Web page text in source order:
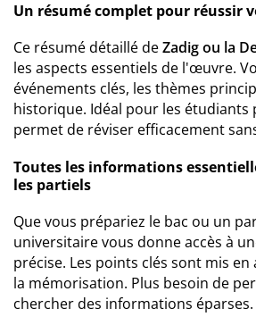
Un résumé complet pour réussir
Ce résumé détaillé deZadig ou la
les aspects essentiels de l'œuvre.
événements clés, les thèmes
historique. Idéal pour les étudiants
permet de réviser efficacement
Toutes les informations
les partiels
Que vous prépariez le bac ou un
universitaire vous donne accès à
précise. Les points clés sont mis
la mémorisation. Plus besoin de
chercher des informations éparses.